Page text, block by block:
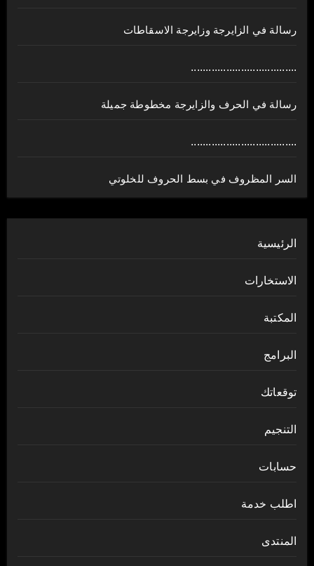
رسالة في الزايرجة وزايرجة الاسقاطات
....................................
رسالة في الحرف والزايرجة مخطوطة جميلة
....................................
السر المظروف في بسط الحروف للخلوتي
الرئيسية
الاستخارات
المكتبة
البرامج
توقعاتك
التنجيم
حسابات
اطلب خدمة
المنتدى